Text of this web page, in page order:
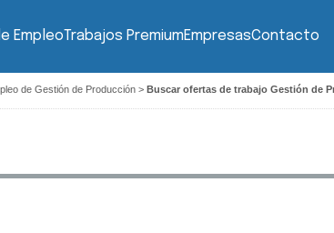
EmpleoTrabajos PremiumEmpresasContacto
de Gestión de Producción > Buscar ofertas de trabajo Gestión de